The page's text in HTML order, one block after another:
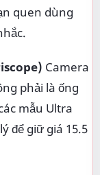
quen dùng
Camera
phải là ống
mẫu Ultra
để giữ giá 15.5